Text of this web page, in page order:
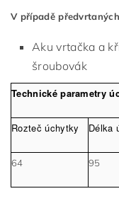
V případě
Aku vrtačka a
šroubovák
Technické parametry
Rozteč úchytky Délka
64 95